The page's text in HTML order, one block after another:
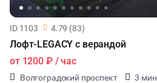
ID 1103 4.79 (83)
Лофт-LEGACY с верандой
от 1200 ₽/ час
Волгоградский проспект 3 мин